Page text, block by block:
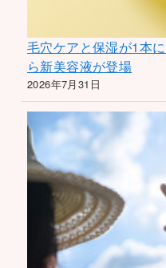
毛穴ケアと保湿が1本
ら新美容液が登場
2026年7月31日